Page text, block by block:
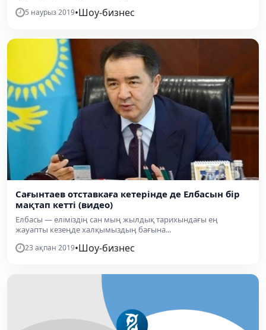
5 наурыз 2019•Шоу-бизнес
Сағынтаев отставкаға кетерінде де Елбасын бір
мақтап кетті (видео)
Елбасы — еліміздің сан мың жылдық тарихындағы ең
жауапты кезеңде халқымыздың бағына...
23 ақпан 2019•Шоу-бизнес